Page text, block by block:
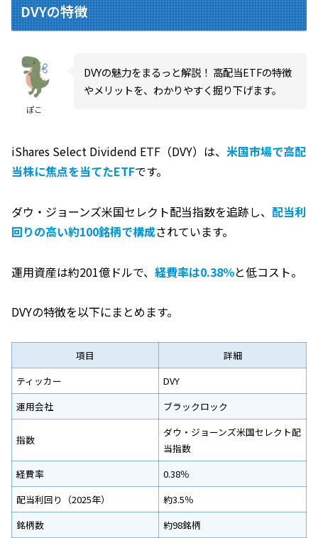
DVYの特徴
ぽこ
DVYの魅力をまるっと解説！ 高配当ETFの特徴
やメリットを、わかりやすく掘り下げます。
iShares Select Dividend ETF（DVY）は、 米国市場で高配
当株に焦点を当てたETFです。
ダウ・ジョーンズ米国セレクト配当指数を追跡し、 配当利
回りの高い約100銘柄で構成されています。
運用資産は約201億ドルで、 経費率は0.38％と低コスト。
DVYの特徴を以下にまとめます。
項目
詳細
ティッカー
DVY
運用会社
ブラックロック
指数
ダウ・ジョーンズ米国セレクト配
当指数
経費率
0.38％
配当利回り（2025年）
約3.5％
銘柄数
約98銘柄